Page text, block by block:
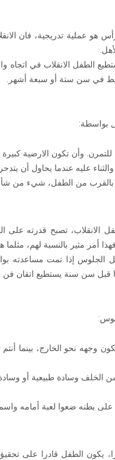
هو عملية تدريجية، فان
الطفل الانقلاب في اتجاه
فقط في سن ستة أو سبعة أشهر.
بواسطة:
وأن تكون الارضية كبيرة
عليه عندما يحاول أن
بالقرب من الطفل، شيء من
الانقلاب، تصبح قدرته
أمر مثير بالنسبة لهم، مثلما
الجلوس إذا تمت مساعدته
سن سنة يستطيع اتقان فن
وجهه نحو الخارج، بينما
الخلف وسادة طبيعية أو
بطنه ضعوا لعبة أمامه
ثمانية أشهر إلى 13 شهرا، يكون الطفل